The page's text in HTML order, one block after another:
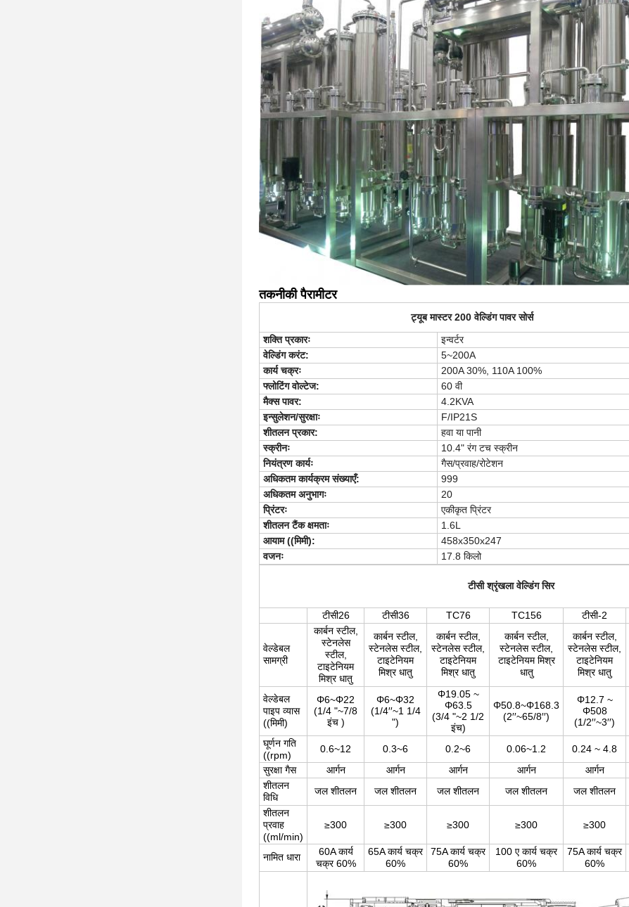
तकनीकी पैरामीटर
ट्यूब मास्टर 200 वेल्डिंग पावर सोर्स
शक्ति प्रकारः
इन्वर्टर
वेल्डिंग करंट:
5~200A
कार्य चक्रः
200A 30%, 110A 100%
फ्लोटिंग वोल्टेज:
60 वी
मैक्स पावर:
4.2KVA
इन्सुलेशन/सुरक्षाः
F/IP21S
शीतलन प्रकार:
हवा या पानी
स्क्रीनः
10.4" रंग टच स्क्रीन
नियंत्रण कार्यः
गैस/प्रवाह/रोटेशन
अधिकतम कार्यक्रम संख्याएँ:
999
अधिकतम अनुभागः
20
प्रिंटरः
एकीकृत प्रिंटर
शीतलन टैंक क्षमताः
1.6L
आयाम ((मिमी):
458x350x247
वजनः
17.8 किलो
टीसी श्रृंखला वेल्डिंग सिर
टीसी26 टीसी36 TC76 TC156 टीसी-2
वेल्डेबल
सामग्री
कार्बन स्टील,
स्टेनलेस
स्टील,
टाइटेनियम
मिश्र धातु
कार्बन स्टील,
स्टेनलेस स्टील,
टाइटेनियम
मिश्र धातु
कार्बन स्टील,
स्टेनलेस स्टील,
टाइटेनियम
मिश्र धातु
कार्बन स्टील,
स्टेनलेस स्टील,
टाइटेनियम मिश्र
धातु
कार्बन स्टील,
स्टेनलेस स्टील,
टाइटेनियम
मिश्र धातु
वेल्डेबल
पाइप व्यास
((मिमी)
Φ6~Φ22
(1/4 "~7/8
इंच )
Φ6~Φ32
(1/4′′~1 1/4
")
Φ19.05 ~
Φ63.5
(3/4 "~2 1/2
इंच)
Φ50.8~Φ168.3
(2′′~65/8′′)
Φ12.7 ~
Φ508
(1/2′′~3′′)
घूर्णन गति
((rpm)
0.6~12 0.3~6 0.2~6 0.06~1.2 0.24 ~ 4.8
सुरक्षा गैस
आर्गन आर्गन आर्गन आर्गन आर्गन
शीतलन
विधि
जल शीतलन जल शीतलन जल शीतलन जल शीतलन जल शीतलन
शीतलन
प्रवाह
((ml/min)
≥300 ≥300 ≥300 ≥300 ≥300
नामित धारा
60A कार्य
चक्र 60%
65A कार्य चक्र
60%
75A कार्य चक्र
60%
100 ए कार्य चक्र
60%
75A कार्य चक्र
60%